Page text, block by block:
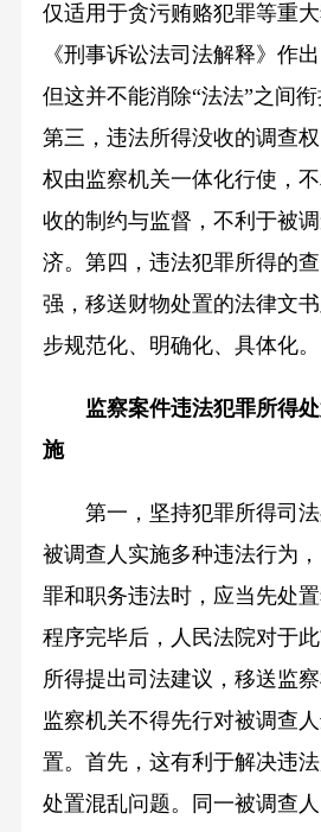
仅适用于贪污贿赂犯罪等重
《刑事诉讼法司法解释》作
但这并不能消除“法法”之间衔
第三，违法所得没收的调查
权由监察机关一体化行使，
收的制约与监督，不利于被
济。第四，违法犯罪所得的
强，移送财物处置的法律文
步规范化、明确化、具体化。
监察案件违法犯罪所得
施
第一，坚持犯罪所得司法
被调查人实施多种违法行为
罪和职务违法时，应当先处
程序完毕后，人民法院对于
所得提出司法建议，移送监察
监察机关不得先行对被调查
置。首先，这有利于解决违
处置混乱问题。同一被调查